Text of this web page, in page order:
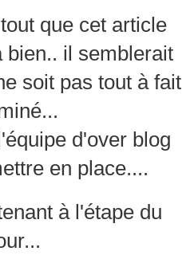
que cet article
bien.. il semblerait
soit pas tout à fait
d'over blog
en place....
à l'étape du